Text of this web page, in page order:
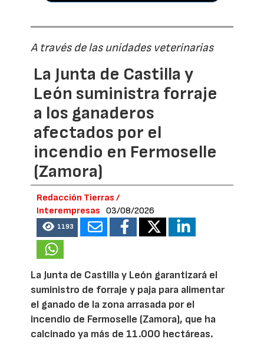
A través de las unidades veterinarias
La Junta de Castilla y
León suministra forraje
a los ganaderos
afectados por el
incendio en Fermoselle
(Zamora)
Redacción Tierras /
Interempresas
03/08/2026
1193
La Junta de Castilla y León garantizará el
suministro de forraje y paja para alimentar
el ganado de la zona arrasada por el
incendio de Fermoselle (Zamora), que ha
calcinado ya más de 11.000 hectáreas.